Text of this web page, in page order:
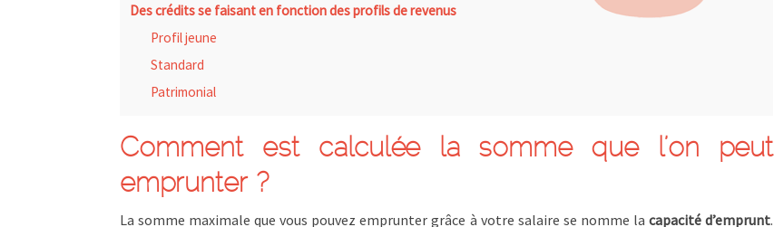
Des crédits se faisant en fonction des profils de revenus
Profil jeune
Standard
Patrimonial
Comment est calculée la somme que l’on peut
emprunter ?
La somme maximale que vous pouvez emprunter grâce à votre salaire se nomme la capacité d’emprunt.